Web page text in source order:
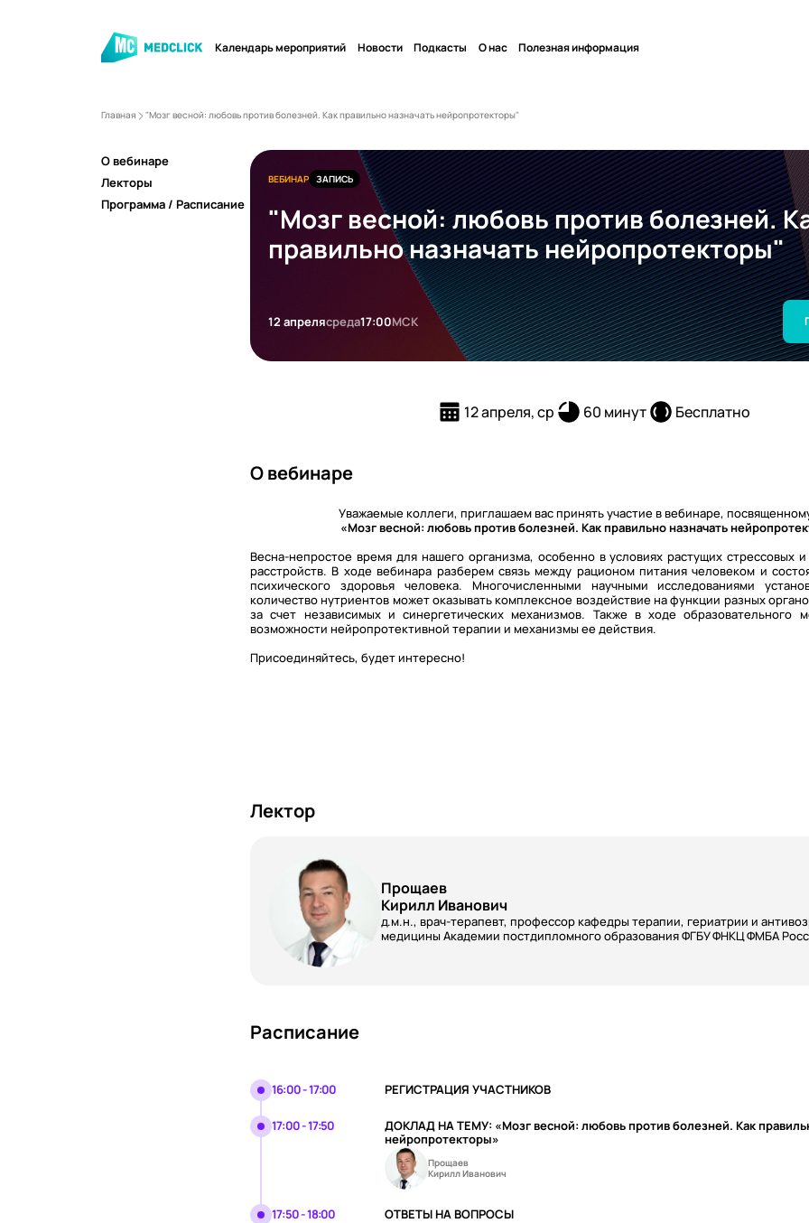
Календарь мероприятий Новости Подкасты О нас Полезная информация
Главная "Мозг весной: любовь против болезней. Как правильно назначать нейропротекторы"
О вебинаре
Лекторы
Программа / Расписание
ВЕБИНАР ЗАПИСЬ
"Мозг весной: любовь против болезней.
правильно назначать нейропротекторы"
12 апрелясреда17:00МСК
12 апреля, ср 60 минут Бесплатно
О вебинаре
Уважаемые коллеги, приглашаем вас принять участие в вебинаре,
«Мозг весной: любовь против болезней. Как правильно назначать
Весна-непростое время для нашего организма, особенно в условиях растущих стрессовых
расстройств. В ходе вебинара разберем связь между рационом питания человеком и
психического здоровья человека. Многочисленными научными исследованиями
количество нутриентов может оказывать комплексное воздействие на функции разных
за счет независимых и синергетических механизмов. Также в ходе образовательного
возможности нейропротективной терапии и механизмы ее действия.
Присоединяйтесь, будет интересно!
Лектор
Прощаев
Кирилл Иванович
д.м.н., врач-терапевт, профессор кафедры терапии, гериатрии и
медицины Академии постдипломного образования ФГБУ ФНКЦ ФМБА
Расписание
16:00 - 17:00 РЕГИСТРАЦИЯ УЧАСТНИКОВ
17:00 - 17:50
ДОКЛАД НА ТЕМУ: «Мозг весной: любовь против болезней. Как
нейропротекторы»
Прощаев
Кирилл Иванович
17:50 - 18:00 ОТВЕТЫ НА ВОПРОСЫ